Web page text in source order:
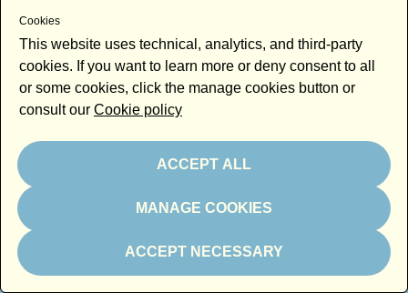
"LE POESIEDITRANSITO E IL GRANDE VETRO” OMAGGIO
LIBERA CITAZIONE DEL GRANDE VETRO DI MARCEL
DUCHAMP
ARCHIVIO DEDALUS
Cookies
This website uses technical, analytics, and third-party
cookies. If you want to learn more or deny consent to all
or some cookies, click the manage cookies button or
consult our Cookie policy
ACCEPT ALL
MANAGE COOKIES
ACCEPT NECESSARY